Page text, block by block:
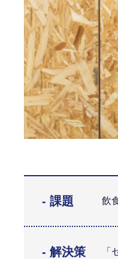
- 課題 飲
- 解決策